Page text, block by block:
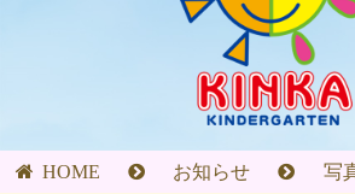
HOME お知らせ 写